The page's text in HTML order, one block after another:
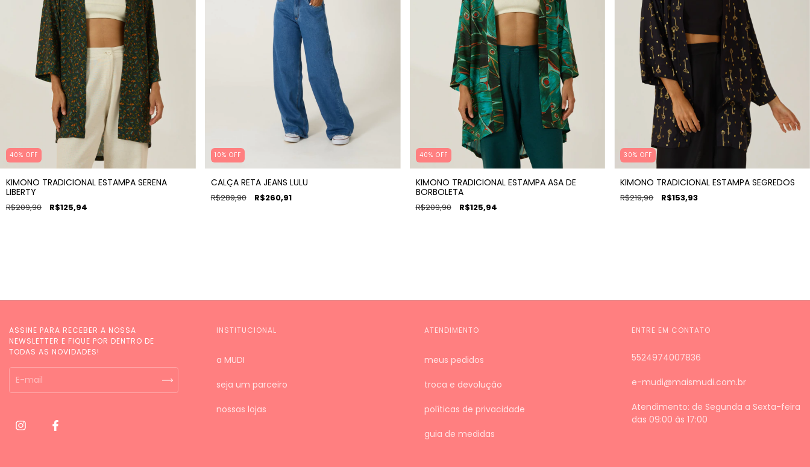
40% OFF
KIMONO TRADICIONAL ESTAMPA SERENA
LIBERTY
R$209,90 R$125,94
10% OFF
CALÇA RETA JEANS LULU
R$289,90 R$260,91
40% OFF
KIMONO TRADICIONAL ESTAMPA ASA DE
BORBOLETA
R$209,90 R$125,94
30% OFF
KIMONO TRADICIONAL ESTAMPA SEGREDOS
R$219,90 R$153,93
ASSINE PARA RECEBER A NOSSA
NEWSLETTER E FIQUE POR DENTRO DE
TODAS AS NOVIDADES!
INSTITUCIONAL
a MUDI
seja um parceiro
nossas lojas
ATENDIMENTO
meus pedidos
troca e devolução
políticas de privacidade
guia de medidas
ENTRE EM CONTATO
5524974007836
e-mudi@maismudi.com.br
Atendimento: de Segunda a Sexta-feira
das 09:00 às 17:00